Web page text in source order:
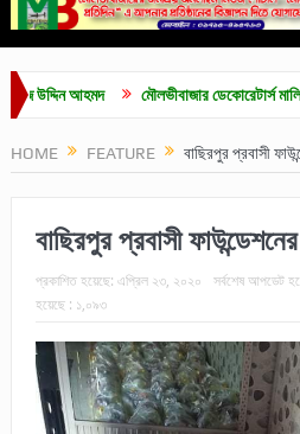
আহমদ মৌলভীবাজার ডেকোরেটার্স মালিক
HOME FEATURE বাছিরপুর প্রবাসী
বাছিরপুর প্রবাসী
প্রকাশিত হয়েছে: এপ্রিল ২৩, ২০২০ সর্বশেষ আপডেট
হয়েছে : ১,০৯৩